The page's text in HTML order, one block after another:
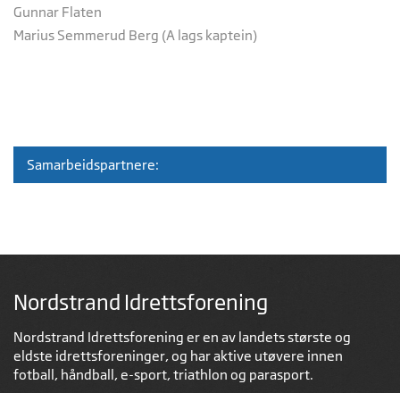
Gunnar Flaten
Marius Semmerud Berg (A lags kaptein)
Samarbeidspartnere:
Nordstrand Idrettsforening
Nordstrand Idrettsforening er en av landets største og
eldste idrettsforeninger, og har aktive utøvere innen
fotball, håndball, e-sport, triathlon og parasport.